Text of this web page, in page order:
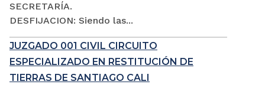
SECRETARÍA.
DESFIJACION: Siendo las...
JUZGADO 001 CIVIL CIRCUITO
ESPECIALIZADO EN RESTITUCIÓN DE
TIERRAS DE SANTIAGO CALI